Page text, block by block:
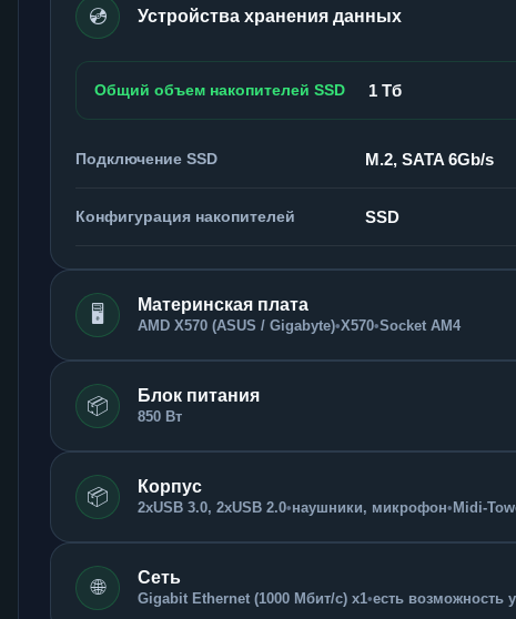
💿 Устройства хранения данных
Общий объем накопителей SSD 1 Тб
Подключение SSD M.2, SATA 6Gb/s
Конфигурация накопителей SSD
🖥️ Материнская плата
AMD X570 (ASUS / Gigabyte)•X570•Socket AM4
📦 Блок питания
850 Вт
📦 Корпус
2xUSB 3.0, 2xUSB 2.0•наушники, микрофон• Midi-
🌐 Сеть
Gigabit Ethernet (1000 Мбит/с) x1•есть возможность